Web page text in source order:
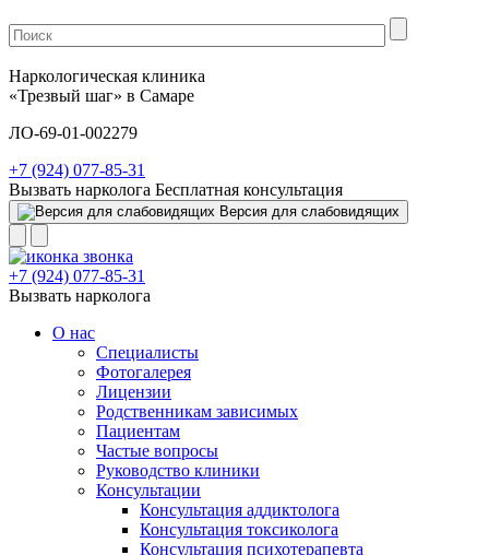
Наркологическая клиника
«Трезвый шаг» в Самаре
ЛО-69-01-002279
+7 (924) 077-85-31
Вызвать нарколога Бесплатная консультация
Версия для слабовидящих
+7 (924) 077-85-31
Вызвать нарколога
О нас
Специалисты
Фотогалерея
Лицензии
Родственникам зависимых
Пациентам
Частые вопросы
Руководство клиники
Консультации
Консультация аддиктолога
Консультация токсиколога
Консультация психотерапевта